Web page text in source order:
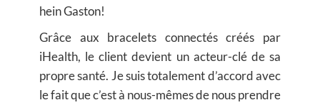
hein Gaston!
Grâce aux bracelets connectés créés par
iHealth, le client devient un acteur-clé de sa
propre santé. Je suis totalement d’accord avec
le fait que c’est à nous-mêmes de nous prendre